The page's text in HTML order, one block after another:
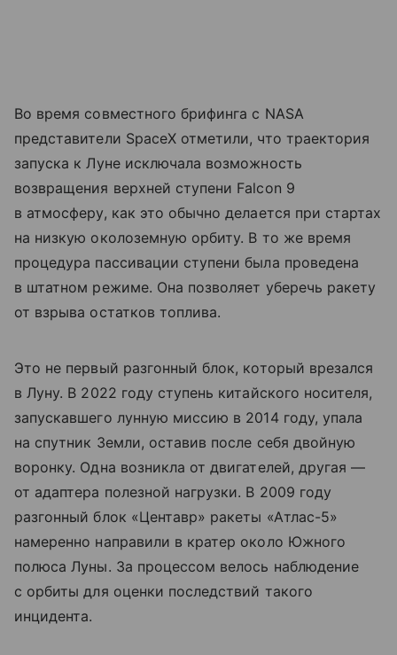
Во время совместного брифинга с NASA
представители SpaceX отметили, что траектория
запуска к Луне исключала возможность
возвращения верхней ступени Falcon 9
в атмосферу, как это обычно делается при стартах
на низкую околоземную орбиту. В то же время
процедура пассивации ступени была проведена
в штатном режиме. Она позволяет уберечь ракету
от взрыва остатков топлива.
Это не первый разгонный блок, который врезался
в Луну. В 2022 году ступень китайского носителя,
запускавшего лунную миссию в 2014 году, упала
на спутник Земли, оставив после себя двойную
воронку. Одна возникла от двигателей, другая —
от адаптера полезной нагрузки. В 2009 году
разгонный блок «Центавр» ракеты «Атлас-5»
намеренно направили в кратер около Южного
полюса Луны. За процессом велось наблюдение
с орбиты для оценки последствий такого
инцидента.